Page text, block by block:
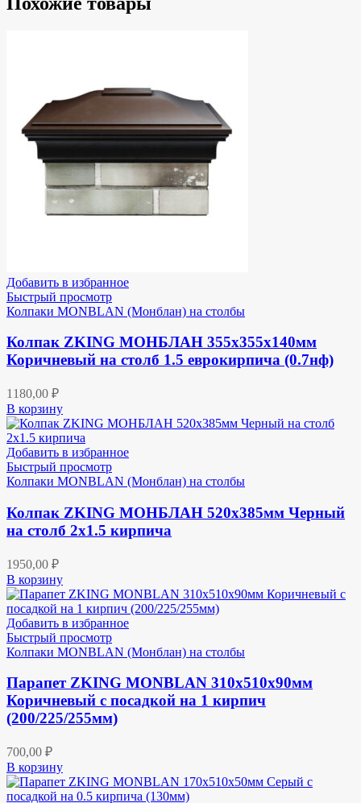
Добавить в избранное
Быстрый просмотр
Колпаки MONBLAN (Монблан) на столбы
Колпак ZKING МОНБЛАН 355х355х140мм
Коричневый на столб 1.5 еврокирпича (0.7нф)
1180,00 ₽
В корзину
Добавить в избранное
Быстрый просмотр
Колпаки MONBLAN (Монблан) на столбы
Колпак ZKING МОНБЛАН 520х385мм Черный
на столб 2х1.5 кирпича
1950,00 ₽
В корзину
Добавить в избранное
Быстрый просмотр
Колпаки MONBLAN (Монблан) на столбы
Парапет ZKING MONBLAN 310х510х90мм
Коричневый с посадкой на 1 кирпич
(200/225/255мм)
700,00 ₽
В корзину